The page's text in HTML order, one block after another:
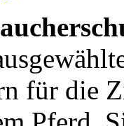
für die